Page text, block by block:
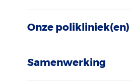
Onze polikliniek(en)
Samenwerking